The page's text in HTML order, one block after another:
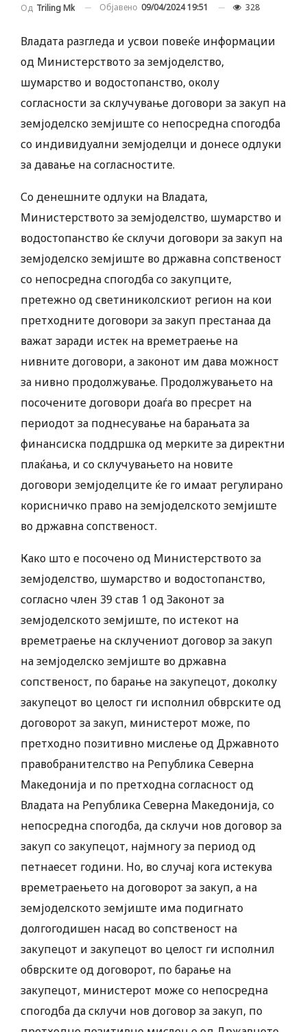
Од Triling Mk Објавено 09/04/2024 19:51 328
Владата разгледа и усвои повеќе информации
од Министерството за земјоделство,
шумарство и водостопанство, околу
согласности за склучување договори за закуп на
земјоделско земјиште со непосредна спогодба
со индивидуални земјоделци и донесе одлуки
за давање на согласностите.
Со денешните одлуки на Владата,
Министерството за земјоделство, шумарство и
водостопанство ќе склучи договори за закуп на
земјоделско земјиште во државна сопственост
со непосредна спогодба со закупците,
претежно од светиниколскиот регион на кои
претходните договори за закуп престанаа да
важат заради истек на времетраење на
нивните договори, а законот им дава можност
за нивно продолжување. Продолжувањето на
посочените договори доаѓа во пресрет на
периодот за поднесување на барањата за
финансиска поддршка од мерките за директни
плаќања, и со склучувањето на новите
договори земјоделците ќе го имаат регулирано
корисничко право на земјоделското земјиште
во државна сопственост.
Како што е посочено од Министерството за
земјоделство, шумарство и водостопанство,
согласно член 39 став 1 од Законот за
земјоделското земјиште, по истекот на
времетраење на склучениот договор за закуп
на земјоделско земјиште во државна
сопственост, по барање на закупецот, доколку
закупецот во целост ги исполнил обврските од
договорот за закуп, министерот може, по
претходно позитивно мислење од Државното
правобранителство на Република Северна
Македонија и по претходна согласност од
Владата на Република Северна Македонија, со
непосредна спогодба, да склучи нов договор за
закуп со закупецот, најмногу за период од
петнаесет години. Но, во случај кога истекува
времетраењето на договорот за закуп, а на
земјоделското земјиште има подигнато
долгогодишен насад во сопственост на
закупецот и закупецот во целост ги исполнил
обврските од договорот, по барање на
закупецот, министерот може со непосредна
спогодба да склучи нов договор за закуп, по